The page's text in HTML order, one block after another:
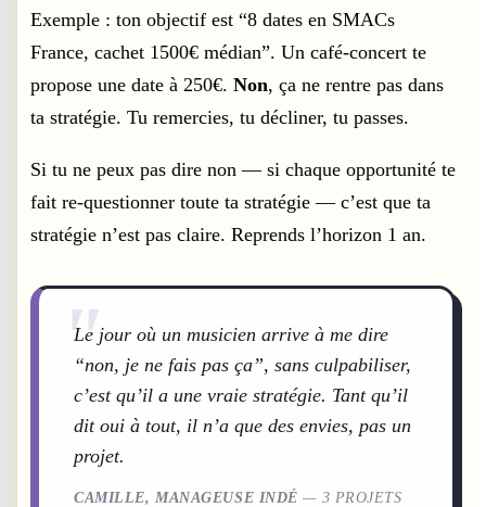
Exemple : ton objectif est “8 dates en SMACs
France, cachet 1500€ médian”. Un café-concert te
propose une date à 250€. Non, ça ne rentre pas dans
ta stratégie. Tu remercies, tu décliner, tu passes.
Si tu ne peux pas dire non — si chaque opportunité te
fait re-questionner toute ta stratégie — c’est que ta
stratégie n’est pas claire. Reprends l’horizon 1 an.
"
Le jour où un musicien arrive à me dire
“non, je ne fais pas ça”, sans culpabiliser,
c’est qu’il a une vraie stratégie. Tant qu’il
dit oui à tout, il n’a que des envies, pas un
projet.
CAMILLE, MANAGEUSE INDÉ — 3 PROJETS